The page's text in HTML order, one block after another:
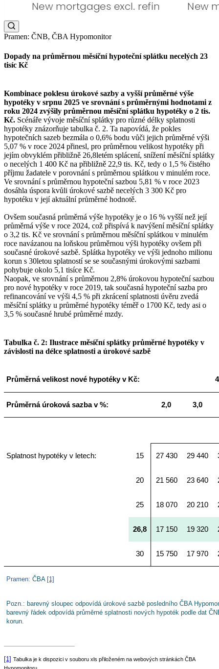
Pramen: ČNB, ČBA Hypomonitor
Dopady na průměrnou měsíční hypoteční splátku necelých 23
tisíc Kč
Kombinace poklesu úrokové sazby a vyšší průměrné výše
hypotéky v srpnu 2025 ve srovnání s průměrnými hodnotami z
roku 2024 zvýšily průměrnou měsíční splátku hypotéky o 2 tis.
Kč. Scénáře vývoje měsíční splátky pro různé délky splatnosti
hypotéky znázorňuje tabulka č. 2. Ta napovídá, že pokles
hypotečních sazeb bezmála o 0,6% bodu vůči jejich průměrné výši
5,07 % v roce 2024 přinesl, pro průměrnou velikost hypotéky při
jejím obvyklém přibližně 26,8letém splácení, snížení měsíční splátky
o necelých 1 400 Kč na přibližně 22,9 tis. Kč, tedy o 1,5 % čistého
příjmu žadatele v porovnání s průměrnou splátkou v minulém roce.
Ve srovnání s průměrnou hypoteční sazbou 5,81 % v roce 2023
dosáhla úspora kvůli úrokové sazbě necelých 3 300 Kč pro
hypotéku v její aktuální průměrné hodnotě.
Ovšem současná průměrná výše hypotéky je o 16 % vyšší než její
průměrná výše v roce 2024, což přispívá k navýšení měsíční splátky
o 3,2 tis. Kč ve srovnání s průměrnou měsíční splátkou v minulém
roce navázanou na loňskou průměrnou výši hypotéky ovšem při
současné úrokové sazbě. Splátka hypotéky ve výši jednoho milionu
korun s 30letou splatností se se současnými úrokovými sazbami
pohybuje okolo 5,1 tisíce Kč.
Naopak, ve srovnání s průměrnou 2,8% úrokovou hypoteční sazbou
pro nové hypotéky v roce 2019, tak současná hypoteční sazba pro
refinancování ve výši 4,5 % při zkrácení splatnosti úvěru zvedá
měsíční splátky u průměrné hypotéky téměř o 1700 Kč, tedy asi o
3,5 % současné hrubé průměrné mzdy.
Tabulka č. 2: Ilustrace měsíční splátky průměrné hypotéky v
závislosti na délce splatnosti a úrokové sazbě
Průměrná velikost nové hypotéky v Kč:
Průměrná úroková sazba v %: 2,0 3,0
Splatnost hypotéky v letech: 15 27 430 29 440
20 21 560 23 640
25 18 070 20 210
26,8 17 150 19 320
30 15 750 17 970
Pramen: ČBA [1]
Pozn.: barevný sloupec odpovídá úrokové sazbě posledního ČBA
barevný řádek odpovídá průměrné splatnosti nových hypoték podle dat
korun.
[1] Tabulka je k dispozici v souboru xls přiloženém na webových stránkách ČBA